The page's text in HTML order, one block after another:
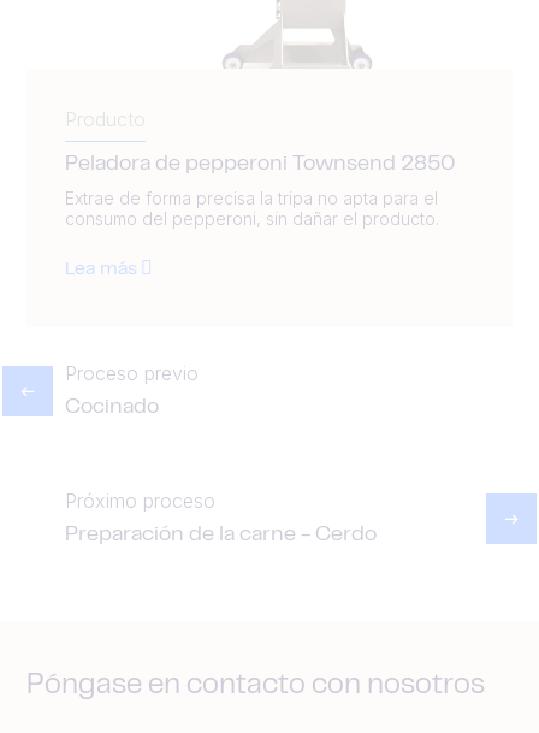
Producto
Peladora de pepperoni Townsend 2850
Extrae de forma precisa la tripa no apta para el
consumo del pepperoni, sin dañar el producto.
Lea más
Proceso previo
Cocinado
Próximo proceso
Preparación de la carne - Cerdo
Póngase en contacto con nosotros